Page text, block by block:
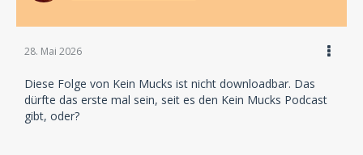
28. Mai 2026
Diese Folge von Kein Mucks ist nicht downloadbar. Das
dürfte das erste mal sein, seit es den Kein Mucks Podcast
gibt, oder?